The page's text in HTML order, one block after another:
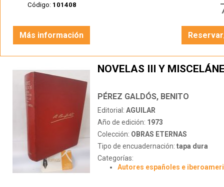
Código: 101408
Más información
NOVELAS III Y
PÉREZ GALDÓS, BENITO
Editorial: AGUILAR
Año de edición: 1973
Colección: OBRAS ETERNAS
Tipo de encuadernación: tapa dura
Categorías:
Autores españoles e